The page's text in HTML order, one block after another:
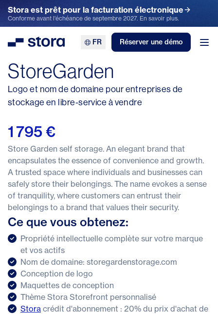
Stora est prêt pour la facturation électronique
Conforme avant l'échéance de septembre 2027. En savoir plus.
Stora FR Réserver une démo
StoreGarden
Logo et nom de domaine pour entreprises de
stockage en libre-service à vendre
1 795 €
Store Garden self storage. An elegant brand that
encapsulates the essence of convenience and growth.
A trusted space where individuals and businesses can
safely store their belongings. The name evokes a sense
of tranquility, where customers can entrust their
belongings to a brand that values their security.
Ce que vous obtenez:
Propriété intellectuelle complète sur votre marque
et vos actifs
Nom de domaine: storegardenstorage.com
Conception de logo
Maquettes de conception
Thème Stora Storefront personnalisé
Stora crédit d'abonnement : 20% du prix d'achat de